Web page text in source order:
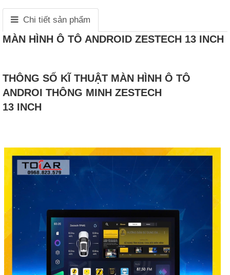
Chi tiết sản phẩm
MÀN HÌNH Ô TÔ ANDROID ZESTECH 13 INCH
THÔNG SỐ KĨ THUẬT MÀN HÌNH Ô TÔ
ANDROI THÔNG MINH ZESTECH
13 INCH